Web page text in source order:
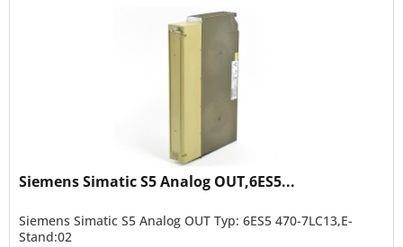
Siemens Simatic S5 Analog OUT,6ES5...
Siemens Simatic S5 Analog OUT Typ: 6ES5 470-7LC13,E-
Stand:02